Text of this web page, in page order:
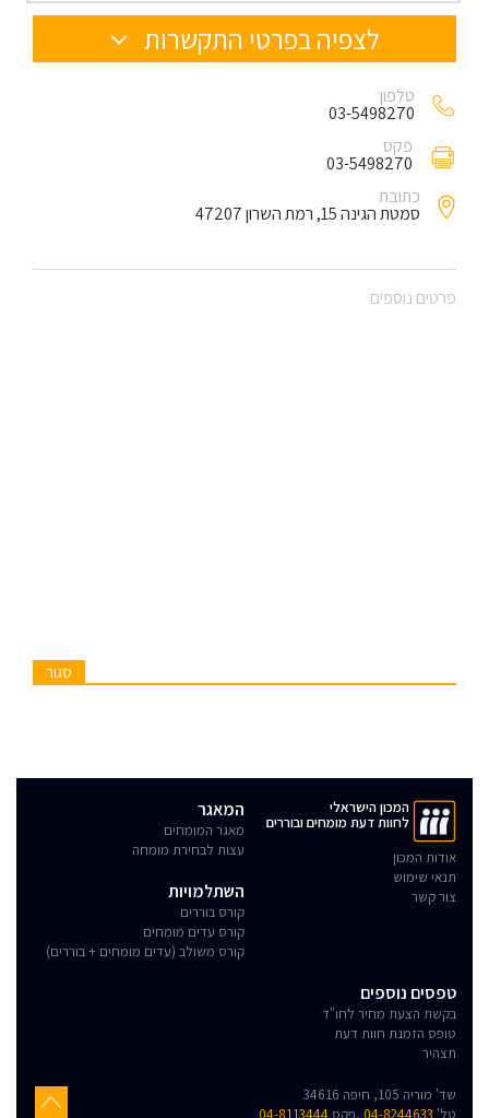
לצפיה בפרטי התקשרות
טלפון
03-5498270
פקס
03-5498270
כתובת
סמטת הגינה 15, רמת השרון 47207
פרטים נוספים
סגור
המכון הישראלי
לחוות דעת מומחים ובוררים
אודות המכון
תנאי שימוש
צור קשר
המאגר
מאגר המומחים
עצות לבחירת מומחה
השתלמויות
קורס בוררים
קורס עדים מומחים
קורס משולב (עדים מומחים + בוררים)
טפסים נוספים
בקשת הצעת מחיר לחו"ד
טופס הזמנת חוות דעת
תצהיר
שד' מוריה 105, חיפה 34616
טל' 04-8244633 ,פקס 04-8113444